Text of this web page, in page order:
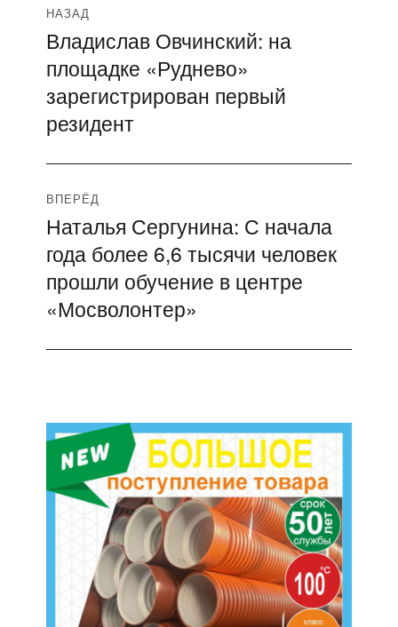
Навигация
по
записям
НАЗАД
Предыдущая
запись:
Владислав Овчинский: на
площадке «Руднево»
зарегистрирован первый
резидент
ВПЕРЁД
Следующая
запись:
Наталья Сергунина: С начала
года более 6,6 тысячи человек
прошли обучение в центре
«Мосволонтер»